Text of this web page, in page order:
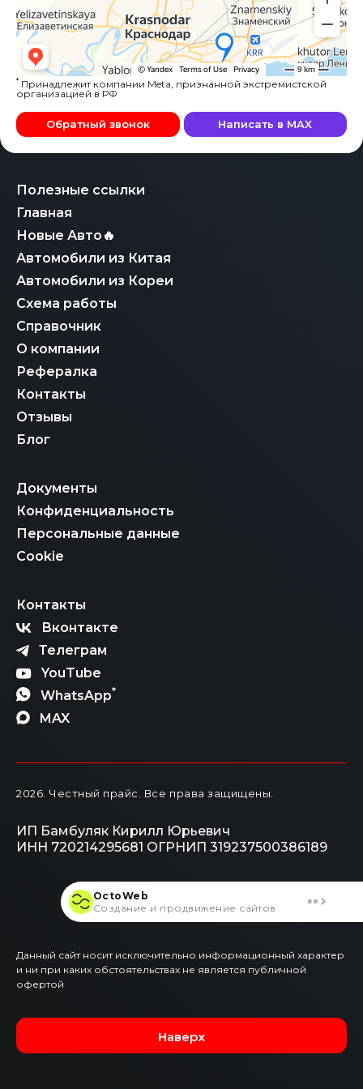
Полезные ссылки
Главная
Новые Авто🔥
Автомобили из Китая
Автомобили из Кореи
Схема работы
Справочник
О компании
Рефералка
Контакты
Отзывы
Блог
Документы
Конфиденциальность
Персональные данные
Cookie
Контакты
Вконтакте
Телеграм
YouTube
WhatsApp*
MAX
* Принадлежит компании Meta, признанной экстремистской
организацией в РФ
Обратный звонок Написать в MAX
2026 . Честный прайс. Все права защищены.
ИП Бамбуляк Кирилл Юрьевич
ИНН 720214295681 ОГРНИП 319237500386189
Данный сайт носит исключительно информационный характер
и ни при каких обстоятельствах не является публичной
офертой
Наверх
OctoWeb
Создание и продвижение сайтов